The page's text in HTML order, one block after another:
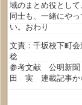
域のまとめ役とし
同士も、一緒にや
い。おわり
文責：千坂校下
参考文献 公明新
田 実 連載記事か